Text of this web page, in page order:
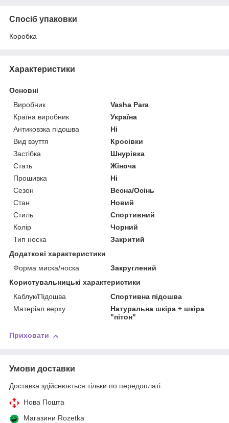
Спосіб упаковки
Коробка
Характеристики
Основні
Виробник
Vasha Para
Країна виробник
Україна
Антиковзка підошва
Ні
Вид взуття
Кросівки
Застібка
Шнурівка
Стать
Жіноча
Прошивка
Ні
Сезон
Весна/Осінь
Стан
Новий
Стиль
Спортивний
Колір
Чорний
Тип носка
Закритий
Додаткові характеристики
Форма миска/носка
Закруглений
Користувальницькі характеристики
Каблук/Підошва
Спортивна підошва
Матеріал верху
Натуральна шкіра + шкіра
"пітон"
Приховати
Умови доставки
Доставка здійснюється тільки по передоплаті.
Нова Пошта
Магазини Rozetka